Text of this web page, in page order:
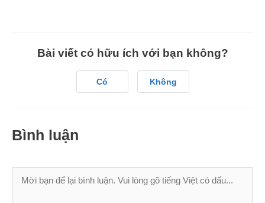
Bài viết có hữu ích với bạn không?
Có Không
Bình luận
Bình